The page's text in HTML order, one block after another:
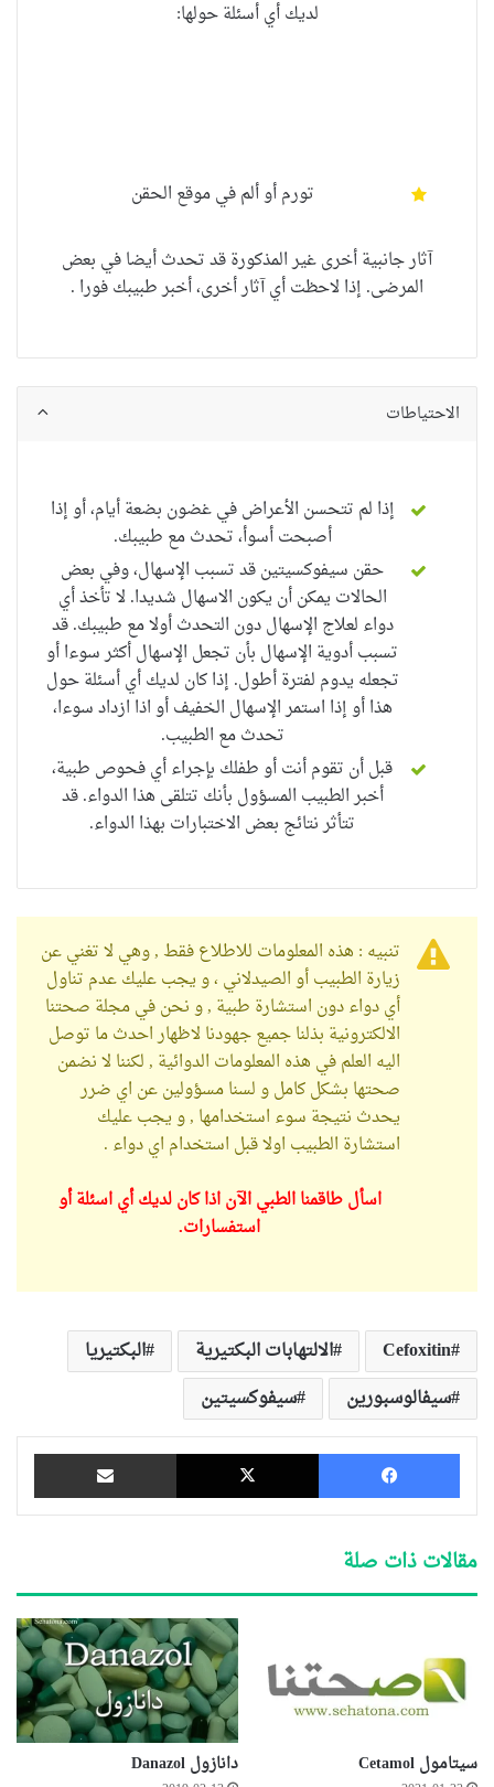
لديك أي أسئلة حولها:
تورم أو ألم في موقع الحقن
آثار جانبية أخرى غير المذكورة قد تحدث أيضا في بعض
المرضى. إذا لاحظت أي آثار أخرى، أخبر طبيبك فورا .
الاحتياطات
إذا لم تتحسن الأعراض في غضون بضعة أيام، أو إذا
أصبحت أسوأ، تحدث مع طبيبك.
حقن سيفوكسيتين قد تسبب الإسهال، وفي بعض
الحالات يمكن أن يكون الاسهال شديدا.لا تأخذ أي
دواء لعلاج الإسهال دون التحدث أولا مع طبيبك. قد
تسبب أدوية الإسهال بأن تجعل الإسهال أكثر سوءا أو
تجعله يدوم لفترة أطول. إذا كان لديك أي أسئلة حول
هذا أو إذا استمر الإسهال الخفيف أو اذا ازداد سوءا،
تحدث مع الطبيب.
قبل أن تقوم أنت أو طفلك بإجراء أي فحوص طبية،
أخبر الطبيب المسؤول بأنك تتلقى هذا الدواء.قد
تتأثر نتائج بعض الاختبارات بهذا الدواء.
تنبيه : هذه المعلومات للاطلاع فقط , وهي لا تغني عن
زيارة الطبيب أو الصيدلاني ، و يجب عليك عدم تناول
أي دواء دون استشارة طبية , و نحن في مجلة صحتنا
الالكترونية بذلنا جميع جهودنا لاظهار احدث ما توصل
اليه العلم في هذه المعلومات الدوائية , لكننا لا نضمن
صحتها بشكل كامل و لسنا مسؤولين عن اي ضرر
يحدث نتيجة سوء استخدامها , و يجب عليك
استشارة الطبيب اولا قبل استخدام اي دواء .
اسأل طاقمنا الطبي الآن اذا كان لديك أي اسئلة أو
استفسارات.
Cefoxitin الالتهابات البكتيرية
البكتيريا
سيفالوسبورين
سيفوكسيتين
فيسبوك ‫X
مقالات ذات صلة
سيتامول Cetamol دانازول Danazol